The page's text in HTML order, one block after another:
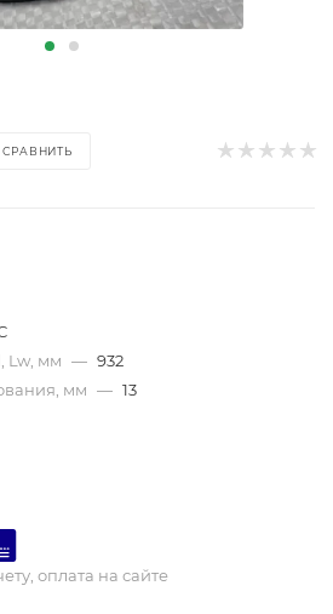
СРАВНИТЬ
Lw, мм — 932
мм — 13
оплата на сайте